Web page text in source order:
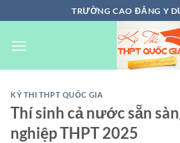
đến
nội
TRƯỜNG CAO ĐẲNG Y
KỲ THI THPT QUỐC GIA
Thí sinh cả nước sẵn
nghiệp THPT 2025